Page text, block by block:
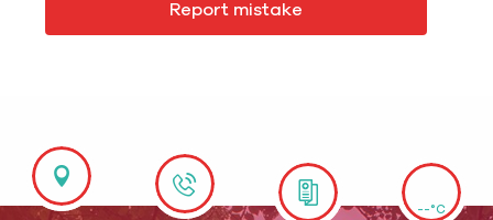
Report mistake
--°C